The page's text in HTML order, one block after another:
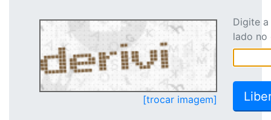
[trocar imagem]
Digite
lado no